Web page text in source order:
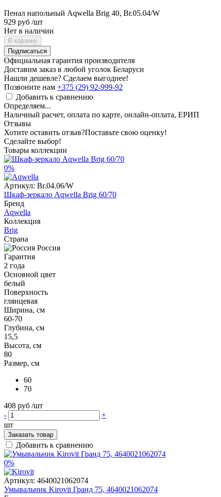
Пенал напольный Aqwella Brig 40, Br.05.04/W
929 руб /шт
Нет в наличии
В корзину
Подписаться
Официальная гарантия производителя
Доставим заказ в любой уголок Беларуси
Нашли дешевле? Сделаем выгоднее!
Позвоните нам +375 (29) 92-999-92
Добавить к сравнению
Определяем...
Наличный расчет, оплата по карте, онлайн-оплата, ЕРИП
Отзывы
Хотите оставить отзыв?Поставьте свою оценку!
Сделайте выбор!
Товары коллекции
0%
Артикул: Br.04.06/W
Шкаф-зеркало Aqwella Brig 60/70
Бренд
Aqwella
Коллекция
Brig
Страна
Россия
Гарантия
2 года
Основной цвет
белый
Поверхность
глянцевая
Ширина, см
60-70
Глубина, см
15,5
Высота, см
80
Размер, см
60
70
408 руб /шт
-
+
шт
Заказать товар
Добавить к сравнению
0%
Артикул: 4640021062074
Умывальник Kirovit Гранд 75, 4640021062074